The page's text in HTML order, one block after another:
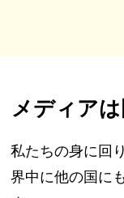
メディア
私たちの身に回
界中に他の国に